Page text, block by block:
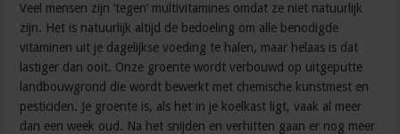
Veel mensen zijn ’tegen’ multivitamines omdat ze niet natuurlijk
zijn. Het is natuurlijk altijd de bedoeling om alle benodigde
vitaminen uit je dagelijkse voeding te halen, maar helaas is dat
lastiger dan ooit. Onze groente wordt verbouwd op uitgeputte
landbouwgrond die wordt bewerkt met chemische kunstmest en
pesticiden. Je groente is, als het in je koelkast ligt, vaak al meer
dan een week oud. Na het snijden en verhitten gaan er nog meer